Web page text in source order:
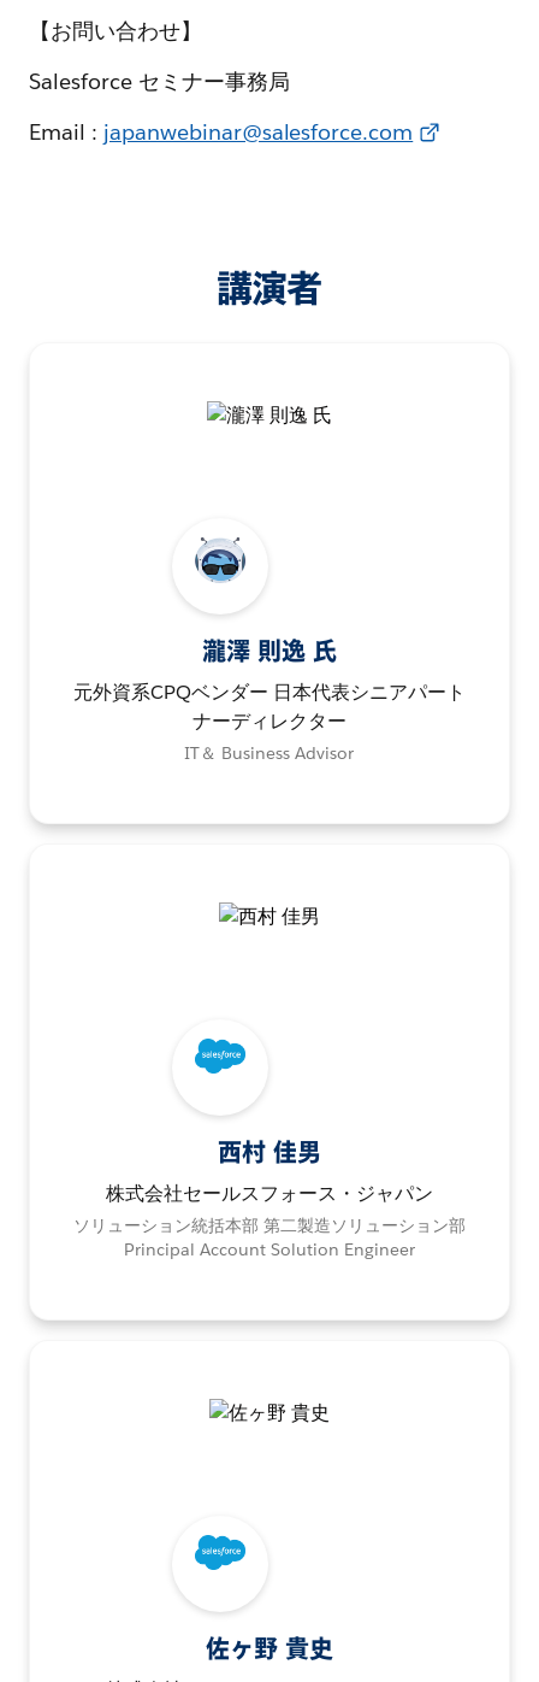
【お問い合わせ】
Salesforce セミナー事務局
Email : japanwebinar@salesforce.com
講演者
瀧澤 則逸 氏
元外資系CPQベンダー 日本代表シニアパート
ナーディレクター
IT＆ Business Advisor
西村 佳男
株式会社セールスフォース・ジャパン
ソリューション統括本部 第二製造ソリューション部
Principal Account Solution Engineer
佐ヶ野 貴史